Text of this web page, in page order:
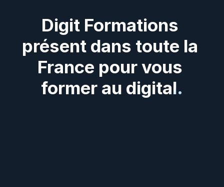
Digit Formations
présent dans toute la
France pour vous
former au digital.